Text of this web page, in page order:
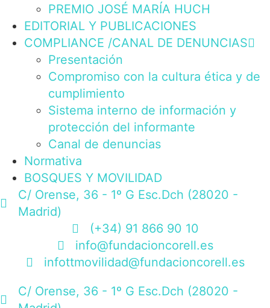
PREMIO JOSÉ MARÍA HUCH
EDITORIAL Y PUBLICACIONES
COMPLIANCE /CANAL DE DENUNCIAS
Presentación
Compromiso con la cultura ética y de
cumplimiento
Sistema interno de información y
protección del informante
Canal de denuncias
Normativa
BOSQUES Y MOVILIDAD
C/ Orense, 36 - 1º G Esc.Dch (28020 -
Madrid)
(+34) 91 866 90 10
info@fundacioncorell.es
infottmovilidad@fundacioncorell.es
C/ Orense, 36 - 1º G Esc.Dch (28020 -